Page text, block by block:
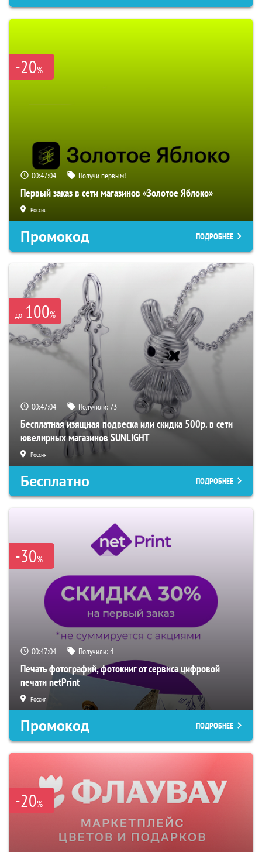
-20%
00:47:03 Получи первым!
Первый заказ в сети магазинов «Золотое Яблоко»
Россия
Промокод ПОДРОБНЕЕ
до 100%
00:47:03 Получили:73
Бесплатная изящная подвеска или скидка 500р. в сети
ювелирных магазинов SUNLIGHT
Россия
Бесплатно ПОДРОБНЕЕ
-30%
00:47:03 Получили:4
Печать фотографий, фотокниг от сервиса цифровой
печати netPrint
Россия
Промокод ПОДРОБНЕЕ
-20%